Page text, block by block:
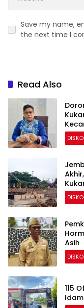
Save my name,
the next time I
Read Also
Asih
115